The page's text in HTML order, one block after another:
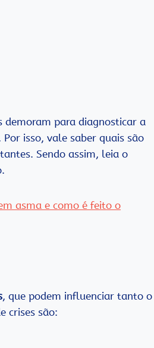
demoram para diagnosticar a
isso, vale saber quais são
Sendo assim, leia o
asma e como é feito o
, que podem influenciar tanto o
crises são: